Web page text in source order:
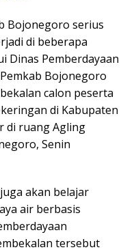
Bojonegoro serius
di beberapa
Dinas Pemberdayaan
Bojonegoro
calon peserta
di Kabupaten
di ruang Agling
Senin
akan belajar
air berbasis
tersebut